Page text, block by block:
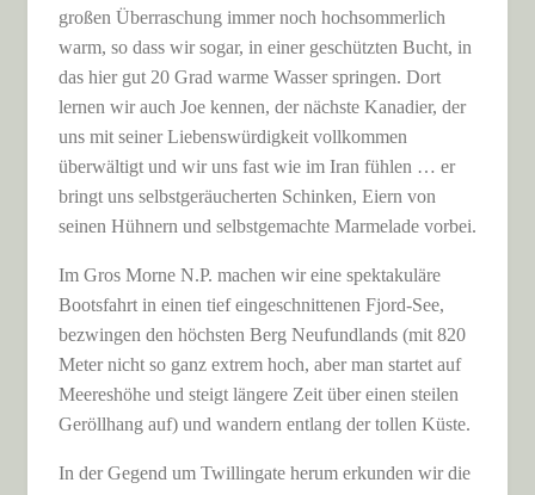
großen Überraschung immer noch hochsommerlich
warm, so dass wir sogar, in einer geschützten Bucht, in
das hier gut 20 Grad warme Wasser springen. Dort
lernen wir auch Joe kennen, der nächste Kanadier, der
uns mit seiner Liebenswürdigkeit vollkommen
überwältigt und wir uns fast wie im Iran fühlen … er
bringt uns selbstgeräucherten Schinken, Eiern von
seinen Hühnern und selbstgemachte Marmelade vorbei.
Im Gros Morne N.P. machen wir eine spektakuläre
Bootsfahrt in einen tief eingeschnittenen Fjord-See,
bezwingen den höchsten Berg Neufundlands (mit 820
Meter nicht so ganz extrem hoch, aber man startet auf
Meereshöhe und steigt längere Zeit über einen steilen
Geröllhang auf) und wandern entlang der tollen Küste.
In der Gegend um Twillingate herum erkunden wir die